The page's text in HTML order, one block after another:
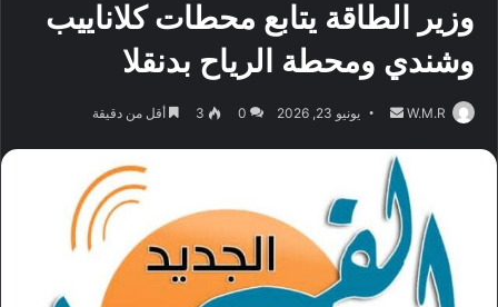
وزير الطاقة يتابع محطات كلاناييب
وشندي ومحطة الرياح بدنقلا
W.M.R
أرسل
إلكترونيا
يونيو 23, 2026 0
3 أقل من دقيقة